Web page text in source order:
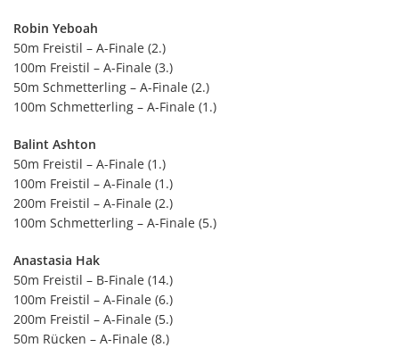
Robin Yeboah
50m Freistil – A-Finale (2.)
100m Freistil – A-Finale (3.)
50m Schmetterling – A-Finale (2.)
100m Schmetterling – A-Finale (1.)
Balint Ashton
50m Freistil – A-Finale (1.)
100m Freistil – A-Finale (1.)
200m Freistil – A-Finale (2.)
100m Schmetterling – A-Finale (5.)
Anastasia Hak
50m Freistil – B-Finale (14.)
100m Freistil – A-Finale (6.)
200m Freistil – A-Finale (5.)
50m Rücken – A-Finale (8.)